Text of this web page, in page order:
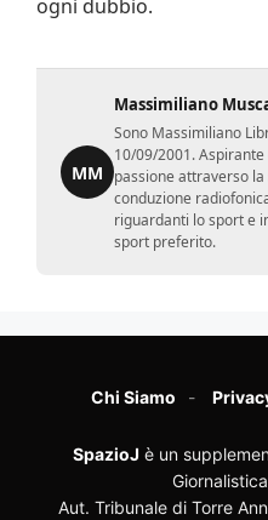
ogni dubbio.
MM
Massimiliano
Sono Massimiliano
10/09/2001.
passione attraverso
conduzione
riguardanti lo sport e
sport preferito.
Chi Siamo
SpazioJ è un
Aut. Tribunale di Torre